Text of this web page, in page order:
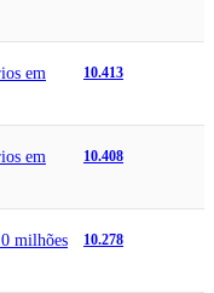
em
10.413
em
10.408
milhões
10.278